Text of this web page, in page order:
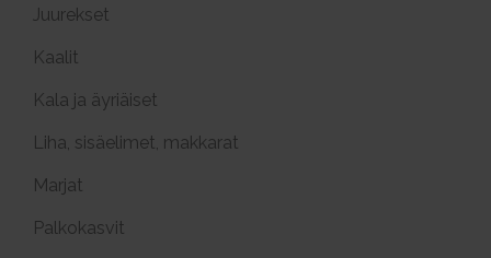
Juurekset
Kaalit
Kala ja äyriäiset
Liha, sisäelimet, makkarat
Marjat
Palkokasvit